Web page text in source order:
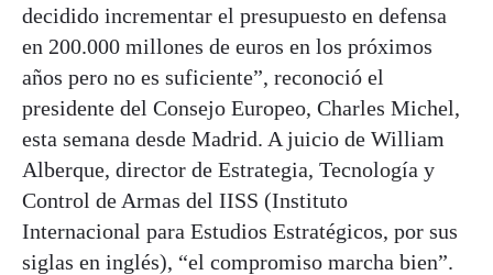
decidido incrementar el presupuesto en defensa
en 200.000 millones de euros en los próximos
años pero no es suficiente”, reconoció el
presidente del Consejo Europeo, Charles Michel,
esta semana desde Madrid. A juicio de William
Alberque, director de Estrategia, Tecnología y
Control de Armas del IISS (Instituto
Internacional para Estudios Estratégicos, por sus
siglas en inglés), “el compromiso marcha bien”.